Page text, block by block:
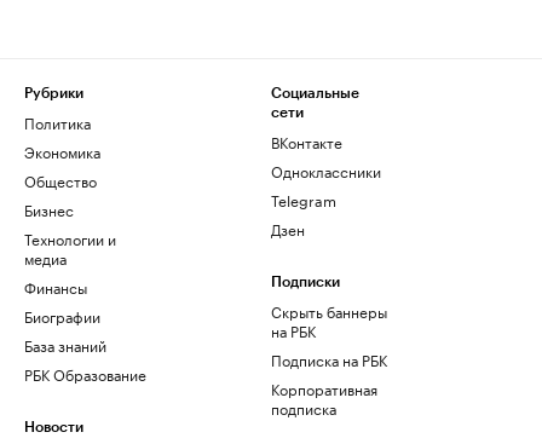
Рубрики
Политика
Экономика
Общество
Бизнес
Технологии и
медиа
Финансы
Биографии
База знаний
РБК Образование
Новости
Социальные
сети
ВКонтакте
Одноклассники
Telegram
Дзен
Подписки
Скрыть баннеры
на РБК
Подписка на РБК
Корпоративная
подписка